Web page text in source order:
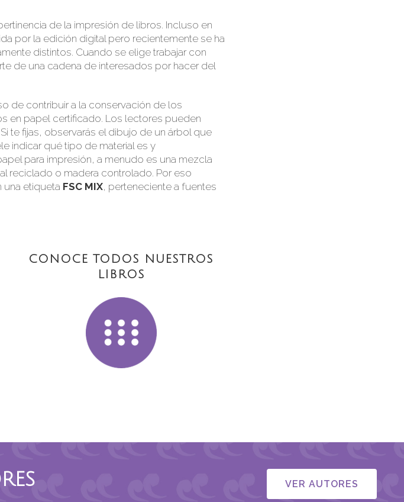
de la impresión de libros. Incluso en
por la edición digital pero recientemente se ha
distintos. Cuando se elige trabajar con
de una cadena de interesados por hacer del
de contribuir a la conservación de los
en papel certificado. Los lectores pueden
Si te fijas, observarás el dibujo de un árbol que
indicar qué tipo de material es y
para impresión, a menudo es una mezcla
reciclado o madera controlado. Por eso
una etiqueta FSC MIX, perteneciente a fuentes
CONOCE TODOS NUESTROS
LIBROS
VER AUTORES